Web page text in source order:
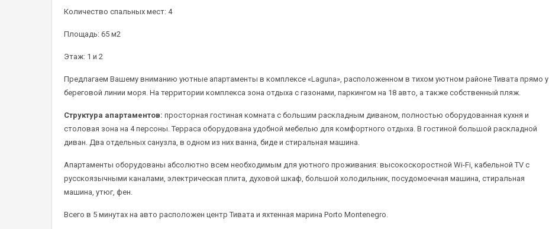
Количество спальных мест: 4
Площадь: 65 м2
Этаж: 1 и 2
Предлагаем Вашему вниманию уютные апартаменты в комплексе «Laguna», расположенном в тихом уютном районе Тивата прямо у
береговой линии моря. На территории комплекса зона отдыха с газонами, паркингом на 18 авто, а также собственный пляж.
Структура апартаментов: просторная гостиная комната с большим раскладным диваном, полностью оборудованная кухня и
столовая зона на 4 персоны. Терраса оборудована удобной мебелью для комфортного отдыха. В гостиной большой раскладной
диван. Два отдельных санузла, в одном из них ванна, биде и стиральная машина.
Апартаменты оборудованы абсолютно всем необходимым для уютного проживания: высокоскоростной Wi-Fi, кабельной TV с
русскоязычными каналами, электрическая плита, духовой шкаф, большой холодильник, посудомоечная машина, стиральная
машина, утюг, фен.
Всего в 5 минутах на авто расположен центр Тивата и яхтенная марина Porto Montenegro.